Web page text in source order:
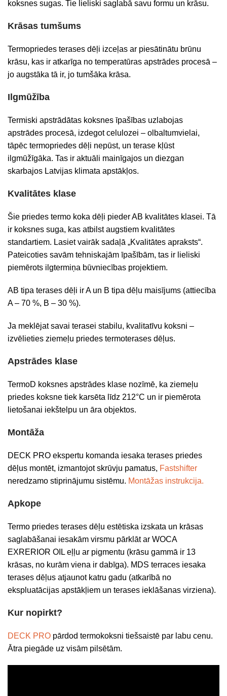
koksnes sugas. Tie lieliski saglabā savu formu un krāsu.
Krāsas tumšums
Termopriedes terases dēļi izceļas ar piesātinātu brūnu
krāsu, kas ir atkarīga no temperatūras apstrādes procesā –
jo augstāka tā ir, jo tumšāka krāsa.
Ilgmūžība
Termiski apstrādātas koksnes īpašības uzlabojas
apstrādes procesā, izdegot celulozei – olbaltumvielai,
tāpēc termopriedes dēļi nepūst, un terase kļūst
ilgmūžīgāka. Tas ir aktuāli mainīgajos un diezgan
skarbajos Latvijas klimata apstākļos.
Kvalitātes klase
Šie priedes termo koka dēļi pieder AB kvalitātes klasei. Tā
ir koksnes suga, kas atbilst augstiem kvalitātes
standartiem. Lasiet vairāk sadaļā „Kvalitātes apraksts“.
Pateicoties savām tehniskajām īpašībām, tas ir lieliski
piemērots ilgtermiņa būvniecības projektiem.
AB tipa terases dēļi ir A un B tipa dēļu maisījums (attiecība
A – 70 %, B – 30 %).
Ja meklējat savai terasei stabilu, kvalitatīvu koksni –
izvēlieties ziemeļu priedes termoterases dēļus.
Apstrādes klase
TermoD koksnes apstrādes klase nozīmē, ka ziemeļu
priedes koksne tiek karsēta līdz 212°C un ir piemērota
lietošanai iekštelpu un āra objektos.
Montāža
DECK PRO ekspertu komanda iesaka terases priedes
dēļus montēt, izmantojot skrūvju pamatus, Fastshifter
neredzamo stiprinājumu sistēmu. Montāžas instrukcija.
Apkope
Termo priedes terases dēļu estētiska izskata un krāsas
saglabāšanai iesakām virsmu pārklāt ar WOCA
EXRERIOR OIL eļļu ar pigmentu (krāsu gammā ir 13
krāsas, no kurām viena ir dabīga). MDS terraces iesaka
terases dēļus atjaunot katru gadu (atkarībā no
ekspluatācijas apstākļiem un terases ieklāšanas virziena).
Kur nopirkt?
DECK PRO pārdod termokoksni tiešsaistē par labu cenu.
Ātra piegāde uz visām pilsētām.